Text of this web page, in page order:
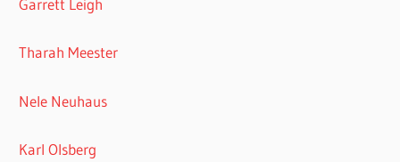
Garrett Leigh
Tharah Meester
Nele Neuhaus
Karl Olsberg